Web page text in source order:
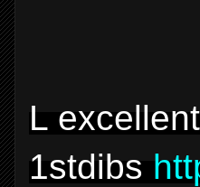
L
1stdibs